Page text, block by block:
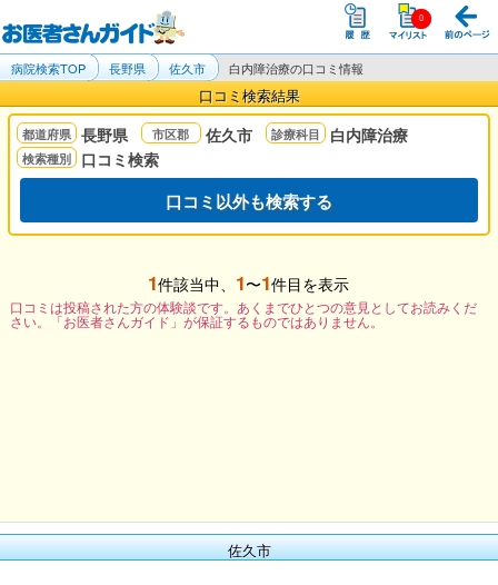
病院検索TOP 長野県 佐久市 白内障治療の口コミ情報
口コミ検索結果
長野県 佐久市
白内障治療
口コミ検索
口コミ以外も検索する
1件該当中、 1〜1件目を表示
口コミは投稿された方の体験談です。あくまでひとつの意見としてお読みくだ
さい。「お医者さんガイド」が保証するものではありません。
佐久市